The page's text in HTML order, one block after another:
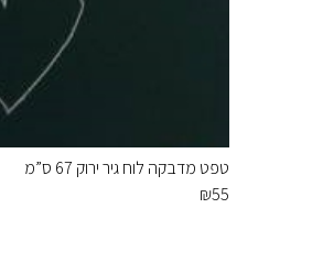
טפט מדבקה לוח גיר ירוק 67 ס”מ
₪55